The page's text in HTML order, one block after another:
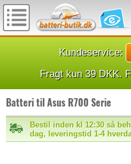
Kundeservice:
Fragt kun 39 DKK.
Batteri til Asus R700 Serie
Bestil inden kl 12:30 så
dag, leveringstid 1-4